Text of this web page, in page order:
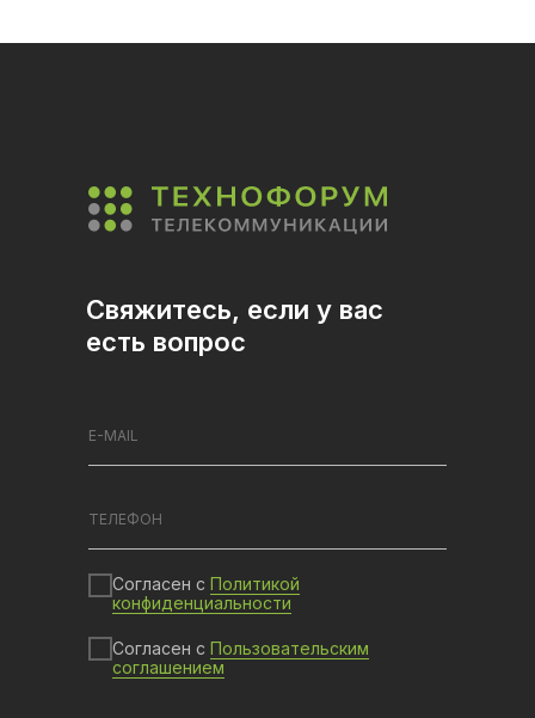
Согласен с Политикой
конфиденциальности
Согласен с Пользовательским
соглашением
Свяжитесь, если у вас
есть вопрос